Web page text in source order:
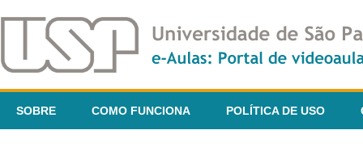
SOBRE COMO FUNCIONA POLÍTICA DE USO